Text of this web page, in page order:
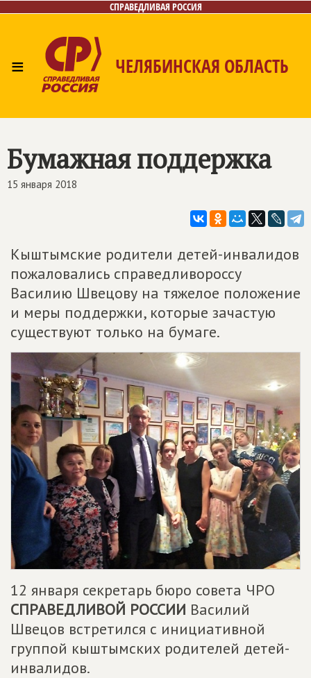
СПРАВЕДЛИВАЯ РОССИЯ
≡ ЧЕЛЯБИНСКАЯ ОБЛАСТЬ
Бумажная поддержка
15 января 2018
Кыштымские родители детей-инвалидов
пожаловались справедливороссу
Василию Швецову на тяжелое положение
и меры поддержки, которые зачастую
существуют только на бумаге.
12 января секретарь бюро совета ЧРО
СПРАВЕДЛИВОЙ РОССИИ Василий
Швецов встретился с инициативной
группой кыштымских родителей детей-
инвалидов.